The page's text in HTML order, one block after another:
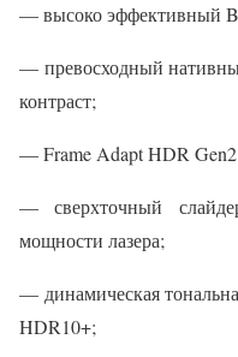
— высоко эффективный
— превосходный
контраст;
— Frame Adapt HDR
— сверхточный
мощности лазера;
— динамическая
HDR10+;